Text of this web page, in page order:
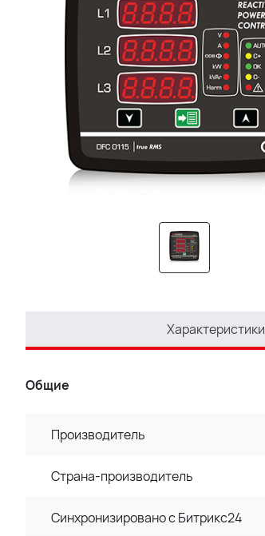
Характеристики
Общие
Производитель
Страна-производитель
Синхронизировано с Битрикс24